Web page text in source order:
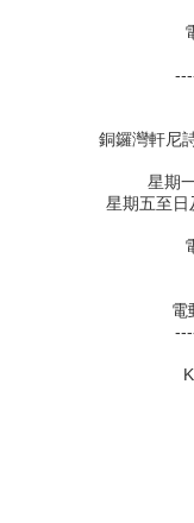
銅鑼灣軒尼
星期
星期五至
電